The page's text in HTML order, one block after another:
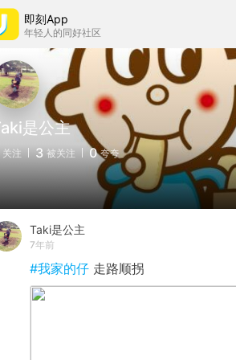
即刻App
年轻人的同好社区
是公主
关注 3 被关注 0 夸夸
Taki是公主
7年前
#我家的仔 走路顺拐